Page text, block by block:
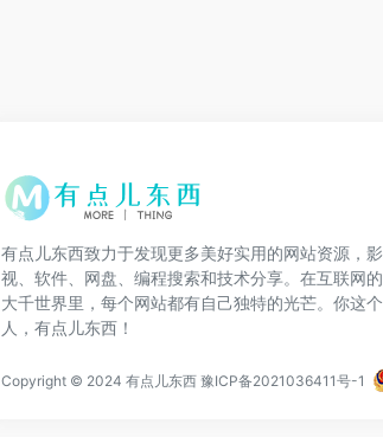
有点儿东西致力于发现更多美好实用的网站资源，影
视、软件、网盘、编程搜索和技术分享。在互联网的
大千世界里，每个网站都有自己独特的光芒。你这个
人，有点儿东西！
Copyright © 2024 有点儿东西 豫ICP备2021036411号-1